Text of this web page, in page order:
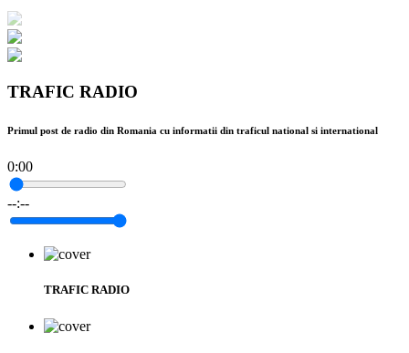
TRAFIC RADIO
Primul post de radio din Romania cu informatii din traficul national si international
0:00
--:--
TRAFIC RADIO